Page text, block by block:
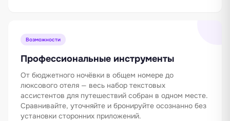
Возможности
Профессиональные инструменты
От бюджетного ночёвки в общем номере до
люксового отеля — весь набор текстовых
ассистентов для путешествий собран в одном месте.
Сравнивайте, уточняйте и бронируйте осознанно без
установки сторонних приложений.